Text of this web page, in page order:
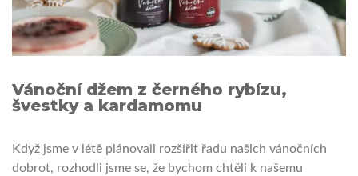
Vánoční džem z černého rybízu,
švestky a kardamomu
Když jsme v létě plánovali rozšířit řadu našich vánočních
dobrot, rozhodli jsme se, že bychom chtěli k našemu